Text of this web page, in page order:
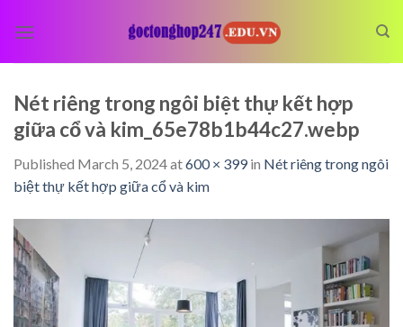
Nét riêng trong ngôi biệt thự kết hợp
giữa cổ và kim_65e78b1b44c27.webp
Published March 5, 2024at600 × 399in Nét riêng trong ngôi
biệt thự kết hợp giữa cổ và kim